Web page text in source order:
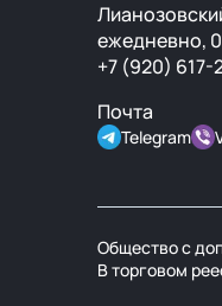
ежедневно,
+7 (920) 617-
Почта
Telegram
Общество с
В торговом